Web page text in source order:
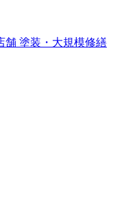
舗 塗装・大規模修繕